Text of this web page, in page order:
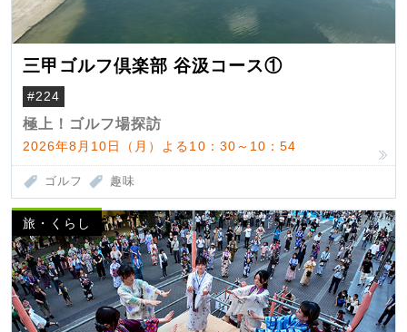
三甲ゴルフ倶楽部 谷汲コース①
#224
極上！ゴルフ場探訪
2026年8月10日（月）よる10：30～10：54
ゴルフ 趣味
旅・くらし